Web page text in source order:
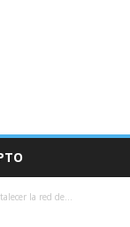
la red de...